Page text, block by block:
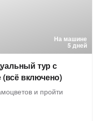
На машине
5 дней
тур с
(всё включено)
и пройти